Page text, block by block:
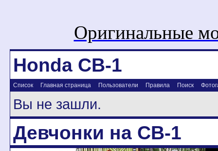
Оригинальные
Honda CB-1
Список Главная страница Пользователи Правила Поиск
Вы не зашли.
Девчонки на CB-1